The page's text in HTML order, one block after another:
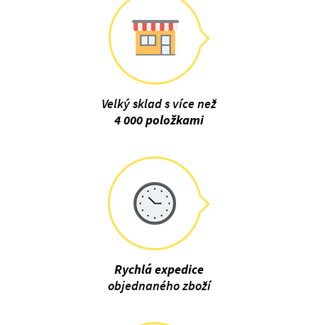
Velký sklad s více než
4 000 položkami
Rychlá expedice
objednaného zboží